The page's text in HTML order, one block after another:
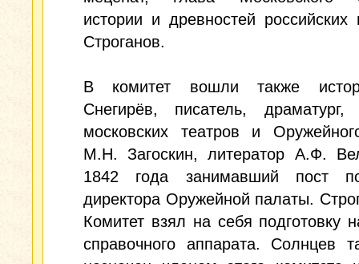
истории и древностей
Строганов.
В комитет вошли также
Снегирёв, писатель, драматург,
московских театров и
М.Н. Загоскин, литератор А.Ф.
1842 года занимавший пост
директора Оружейной палаты.
Комитет взял на себя подготовку
справочного аппарата. Солнцев